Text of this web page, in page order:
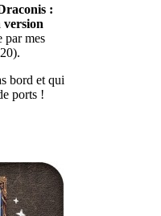
:
version
par mes
bord et qui
ports !